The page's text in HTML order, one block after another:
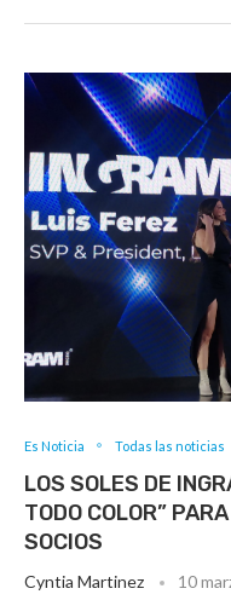
Es Noticia Todas las noticias
LOS SOLES DE
TODO COLOR”
SOCIOS
Cyntia Martinez 10